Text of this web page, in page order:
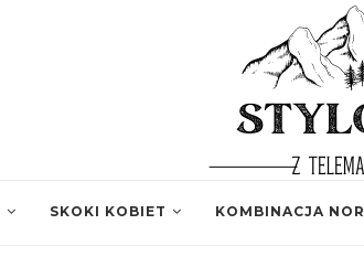
SKOKI KOBIET KOMBINACJA